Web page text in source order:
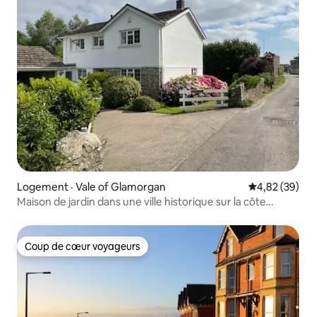
Logement · Vale of Glamorgan Note
4,82 (39)
Maison de jardin dans une ville historique sur la côte
Coup de cœur voyageurs
Coup de cœur voyageurs